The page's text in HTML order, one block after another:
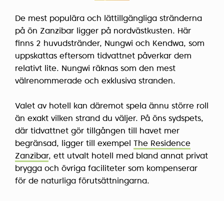
De mest populära och lättillgängliga stränderna
på ön Zanzibar ligger på nordvästkusten. Här
finns 2 huvudstränder, Nungwi och Kendwa, som
uppskattas eftersom tidvattnet påverkar dem
relativt lite. Nungwi räknas som den mest
välrenommerade och exklusiva stranden.
Valet av hotell kan däremot spela ännu större roll
än exakt vilken strand du väljer. På öns sydspets,
där tidvattnet gör tillgången till havet mer
begränsad, ligger till exempel The Residence
Zanzibar, ett utvalt hotell med bland annat privat
brygga och övriga faciliteter som kompenserar
för de naturliga förutsättningarna.